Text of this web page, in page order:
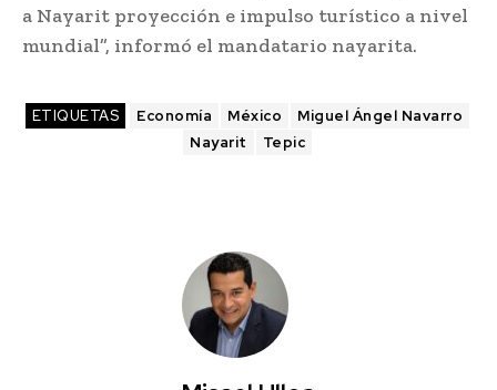
a Nayarit proyección e impulso turístico a nivel
mundial”, informó el mandatario nayarita.
ETIQUETAS Economía México
Miguel Ángel Navarro
Nayarit
Tepic